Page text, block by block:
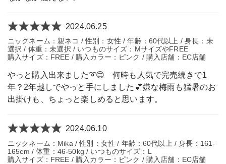
2024.06.25
ニックネーム：親ネコ / 性別：女性 / 年齢：60代以上 / 身長：未
選択 / 体重：未選択 / いつものサイズ：MサイズやFREE
購入サイズ：FREE / 購入カラー：ピンク / 購入店舗：EC店舗
やっと購入出来ました➰😊 何時も人気で完売続きで1
年？2年越しでやっと手にしました💕嫌な梅雨も猛暑のお
出掛けも、ちょっと楽しめると思います。
2024.06.10
ニックネーム：Mika / 性別：女性 / 年齢：60代以上 / 身長：161-
165cm / 体重：46-50kg / いつものサイズ：L
購入サイズ：FREE / 購入カラー：ピンク / 購入店舗：EC店舗